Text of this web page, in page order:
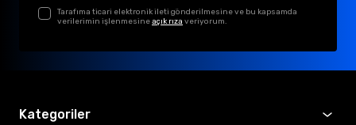
Tarafıma ticari elektronik ileti gönderilmesine ve bu kapsamda
verilerimin işlenmesineaçık rıza veriyorum.
Kategoriler